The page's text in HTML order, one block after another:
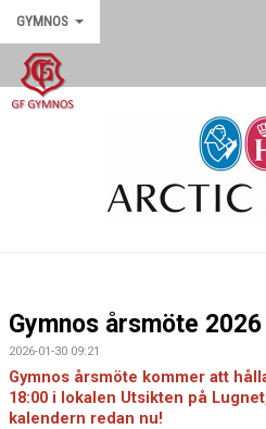
GYMNOS
GYMNOS
Gymnos årsmöte 2026
2026-01-30 09:21
Gymnos årsmöte kommer att
18:00 i lokalen Utsikten på
kalendern redan nu!